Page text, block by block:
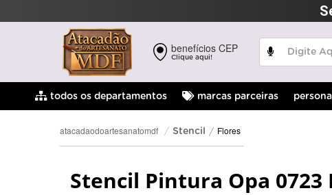
benefícios CEP
Clique aqui!
todos os departamentos marcas parceiras
atacadaodoartesanatomdf Stencil Flores
Stencil Pintura Opa